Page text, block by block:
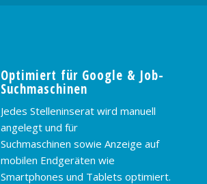
Optimiert für Google & Job-
Suchmaschinen
Jedes Stelleninserat wird manuell
angelegt und für
Suchmaschinen sowie Anzeige auf
mobilen Endgeräten wie
Smartphones und Tablets optimiert.